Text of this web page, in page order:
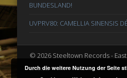
BUNDESLAND!
UVPRV80: CAMELLIA SINENSIS
© 2026 Steeltown Records -
ahead
Durch die weitere Nutzung der Seite